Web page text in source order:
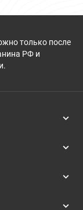
только после
РФ и